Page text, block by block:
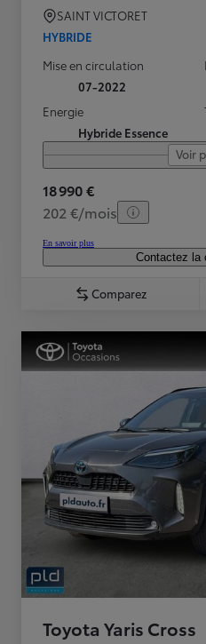
SAINT VICTORET
HYBRIDE
Mise en circulation
07-2022
Energie
Hybride Essence
Voir
18 990 €
202 €/mois
En savoir plus
Contactez la
Comparez
Toyota Yaris Cross